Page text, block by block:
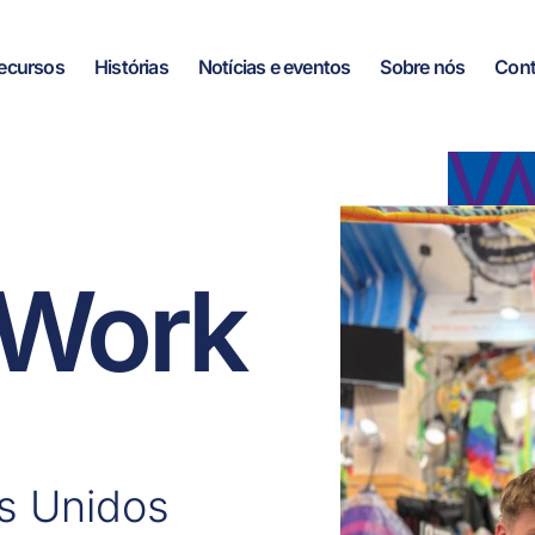
Histórias Notícias e eventos Sobre nós
Unidos